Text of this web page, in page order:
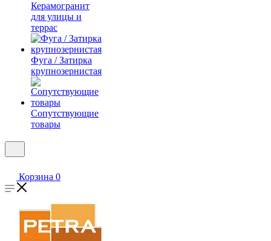
Керамогранит
для улицы и
террас
Фуга / Затирка
крупнозернистая
Сопутствующие
товары
Корзина 0